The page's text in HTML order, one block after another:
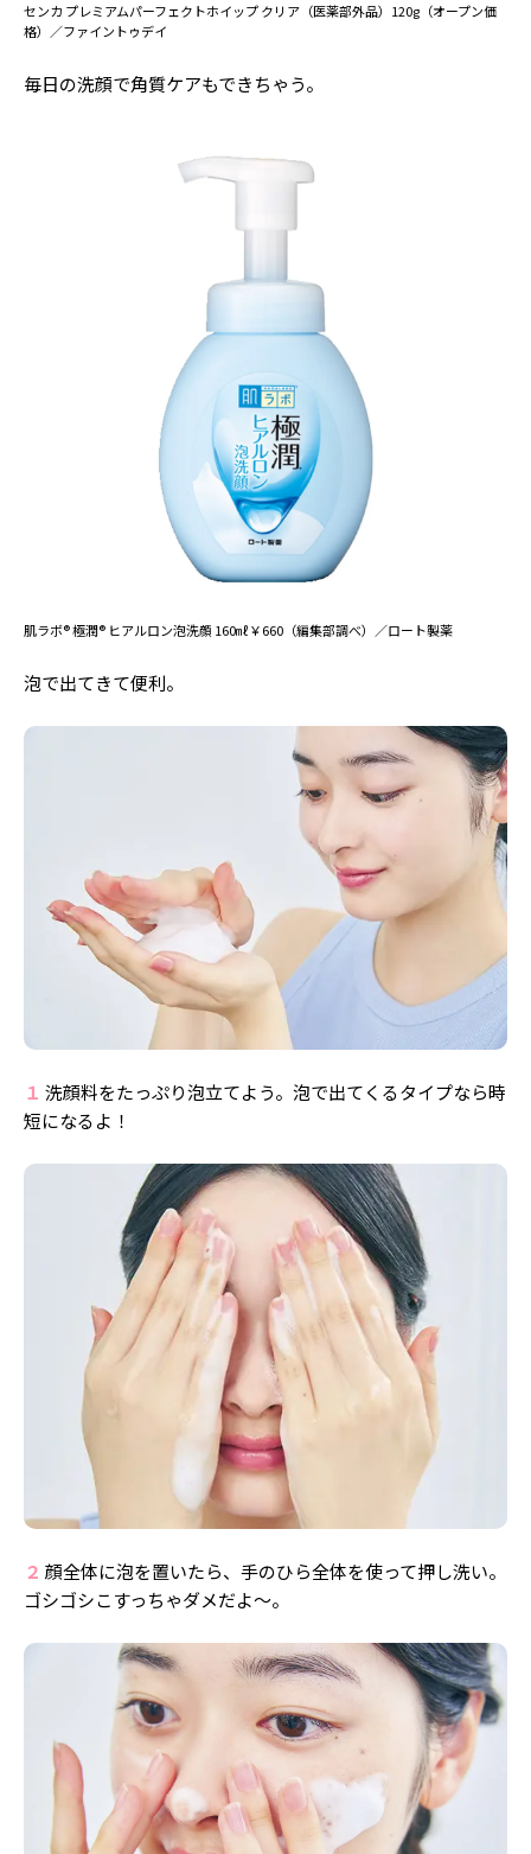
センカ プレミアムパーフェクトホイップ クリア（医薬部外品）120g（オープン価
格）／ファイントゥデイ
毎日の洗顔で角質ケアもできちゃう。
肌ラボ® 極潤® ヒアルロン泡洗顔 160㎖￥660（編集部調べ）／ロート製薬
泡で出てきて便利。
１ 洗顔料をたっぷり泡立てよう。泡で出てくるタイプなら時
短になるよ！
２ 顔全体に泡を置いたら、手のひら全体を使って押し洗い。
ゴシゴシこすっちゃダメだよ〜。